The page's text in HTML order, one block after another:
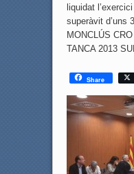
liquidat
superàvit d’uns
MONCLÚS
TANCA 2013
Share